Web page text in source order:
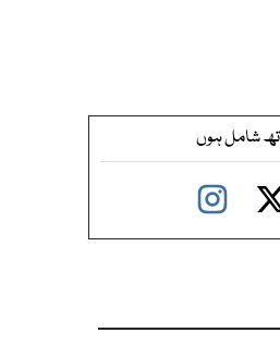
شامل ہوں